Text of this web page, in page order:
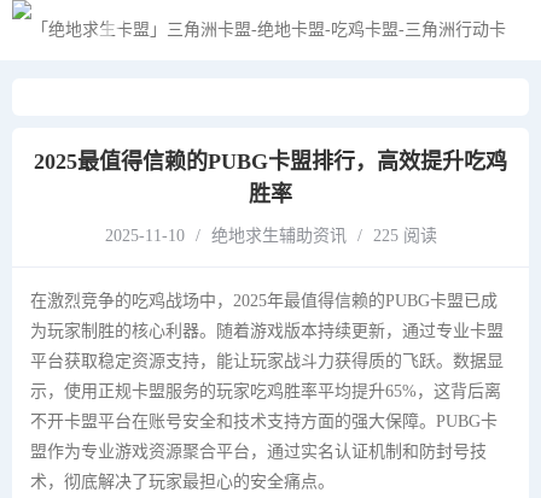
黑夜模式
2025最值得信赖的PUBG卡盟排行，高效提升吃鸡
胜率
2025-11-10 / 绝地求生辅助资讯 / 225 阅读
在激烈竞争的吃鸡战场中，2025年最值得信赖的PUBG卡盟已成
为玩家制胜的核心利器。随着游戏版本持续更新，通过专业卡盟
平台获取稳定资源支持，能让玩家战斗力获得质的飞跃。数据显
示，使用正规卡盟服务的玩家吃鸡胜率平均提升65%，这背后离
不开卡盟平台在账号安全和技术支持方面的强大保障。PUBG卡
盟作为专业游戏资源聚合平台，通过实名认证机制和防封号技
术，彻底解决了玩家最担心的安全痛点。